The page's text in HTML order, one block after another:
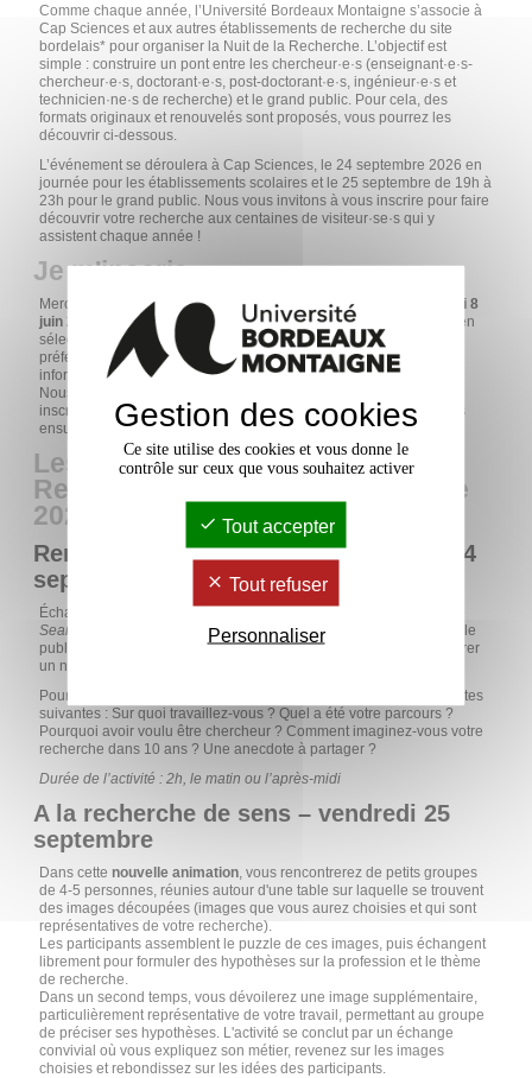
Comme chaque année, l’Université Bordeaux Montaigne s’associe à
Cap Sciences et aux autres établissements de recherche du site
bordelais* pour organiser la Nuit de la Recherche. L’objectif est
simple : construire un pont entre les chercheur·e·s (enseignant·e·s-
chercheur·e·s, doctorant·e·s, post-doctorant·e·s, ingénieur·e·s et
technicien·ne·s de recherche) et le grand public. Pour cela, des
formats originaux et renouvelés sont proposés, vous pourrez les
découvrir ci-dessous.
L’événement se déroulera à Cap Sciences, le 24 septembre 2026 en
journée pour les établissements scolaires et le 25 septembre de 19h à
23h pour le grand public. Nous vous invitons à vous inscrire pour faire
découvrir votre recherche aux centaines de visiteur·se·s qui y
assistent chaque année !
Je m'inscris
Merci de nous retourner le formulaire d'inscription
lundi 8
juin 2026
à l'adressesaps-recherche@u-bordeaux-montaigne.fr,
en
sélectionnant jusqu'à trois activités numérotées par ordre de
préférence, et en indiquant vos disponibilités horaires et vos
informations.
Nous reviendrons vers vous fin juin pour vous confirmer votre
inscription et les activités retenues, et nous vous accompagnerons
ensuite dans la préparation pour cet événement.
Les formats de la Nuit de la
Recherche en Nouvelle-Aquitaine
2026 à Bordeaux
Rencontre avec les scolaires – jeudi 24
septembre
Échange et rencontre avec des élèves sur le format du
Searching
: à la manière duSpeed dating, le chercheur rencontre le
public et change toutes les 10 minutes de groupe pour en rencontrer
un nouveau.
Pour préparer votre discours nous vous invitons à réfléchir aux pistes
suivantes : Sur quoi travaillez-vous ? Quel a été votre parcours ?
Pourquoi avoir voulu être chercheur ? Comment imaginez-vous votre
recherche dans 10 ans ? Une anecdote à partager ?
Durée de l’activité : 2h, le matin ou l’après-midi
A la recherche de sens – vendredi 25
septembre
Dans cette nouvelle animation , vous rencontrerez de petits groupes
de 4-5 personnes, réunies autour d'une table sur laquelle se trouvent
des images découpées (images que vous aurez choisies et qui sont
représentatives de votre recherche).
Les participants assemblent le puzzle de ces images, puis échangent
librement pour formuler des hypothèses sur la profession et le thème
de recherche.
Dans un second temps, vous dévoilerez une image supplémentaire,
particulièrement représentative de votre travail, permettant au groupe
de préciser ses hypothèses. L'activité se conclut par un échange
convivial où vous expliquez son métier, revenez sur les images
choisies et rebondissez sur les idées des participants.
Gestion des cookies
Ce site utilise des cookies et vous donne le
contrôle sur ceux que vous souhaitez activer
Tout accepter
Tout refuser
Personnaliser